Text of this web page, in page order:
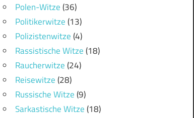
Polen-Witze(36)
Politikerwitze(13)
Polizistenwitze(4)
Rassistische Witze(18)
Raucherwitze(24)
Reisewitze(28)
Russische Witze(9)
Sarkastische Witze(18)